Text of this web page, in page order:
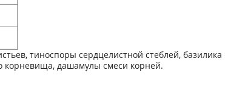
тиноспоры сердцелистной стеблей,
корневища, дашамулы смеси корней.